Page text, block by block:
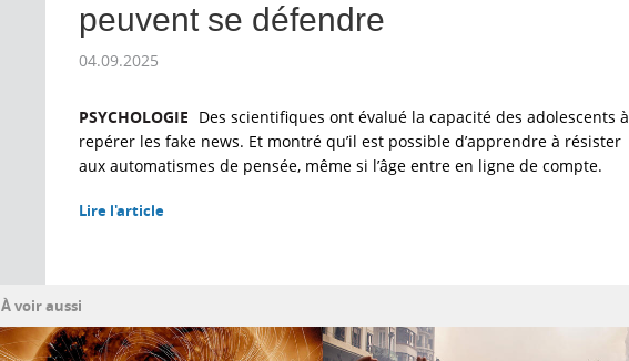
peuvent se défendre
04.09.2025
PSYCHOLOGIE Des scientifiques ont évalué la capacité des adolescents à
repérer les fake news. Et montré qu’il est possible d’apprendre à résister
aux automatismes de pensée, même si l’âge entre en ligne de compte.
Lire l'article
À voir aussi